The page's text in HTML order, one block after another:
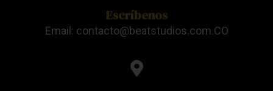
Escríbenos
Email: contacto@beatstudios.com.CO